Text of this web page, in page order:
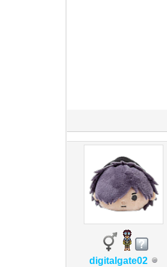
digitalgate02